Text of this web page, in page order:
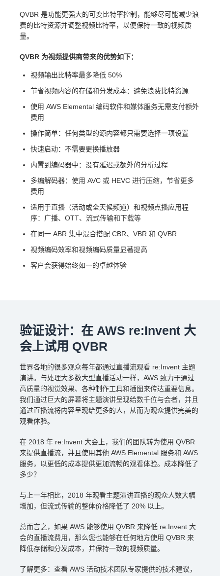
QVBR 是功能更强大的可变比特率控制，能够尽可能减少浪
费的比特资源并调整视频比特率，以便保持一致的视频质
量。
QVBR 为视频提供商带来的优势如下：
视频输出比特率最多降低 50%
节省视频内容的存储和分发成本：避免浪费比特资源
使用 AWS Elemental 编码软件和媒体服务无需支付额外
费用
操作简单：任何类型的源内容都只需要选择一项设置
快速启动：不需要更换播放器
内置到编码器中：没有延迟或额外的分析过程
多编解码器：使用 AVC 或 HEVC 进行压缩，节省更多
费用
适用于直播（活动或全天候频道）和视频点播应用程
序：广播、OTT、流式传输和下载等
在同一 ABR 集中混合搭配 CBR、VBR 和 QVBR
视频编码效率和视频编码质量显著提高
客户会获得始终如一的卓越体验
验证设计：在 AWS re:Invent 大
会上试用 QVBR
世界各地的很多观众每年都通过直播流观看 re:Invent 主题
演讲。与处理大多数大型直播活动一样，AWS 致力于通过
高质量的视觉效果、各种制作工具和插图来传达重要信息。
我们通过巨大的屏幕将主题演讲呈现给数千位与会者，并且
通过直播流将内容呈现给更多的人，从而为观众提供完美的
观看体验。
在 2018 年 re:Invent 大会上，我们的团队转为使用 QVBR
来提供直播流，并且使用其他 AWS Elemental 服务和 AWS
服务，以更低的成本提供更加流畅的观看体验。成本降低了
多少？
与上一年相比，2018 年观看主题演讲直播的观众人数大幅
增加，但流式传输的整体价格降低了 20% 以上。
总而言之，如果 AWS 能够使用 QVBR 来降低 re:Invent 大
会的直播流费用，那么您也能够在任何地方使用 QVBR 来
降低存储和分发成本，并保持一致的视频质量。
了解更多：查看 AWS 活动技术团队专家提供的技术建议，